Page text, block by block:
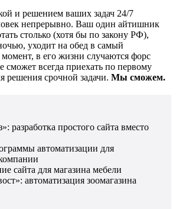
и решением ваших задач 24/7
непрерывно. Ваш один айтишник
столько (хотя бы по закону РФ),
уходит на обед в самый
в его жизни случаются форс
всегда приехать по первому
решения срочной задачи. Мы сможем.
разработка простого сайта вместо
автоматизации для
сайта для магазина мебели
автоматизация зоомагазина